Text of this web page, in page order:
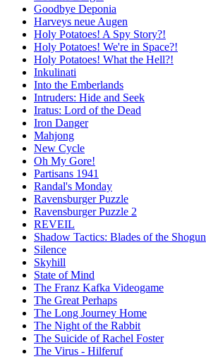
Goodbye Deponia
Harveys neue Augen
Holy Potatoes! A Spy Story?!
Holy Potatoes! We're in Space?!
Holy Potatoes! What the Hell?!
Inkulinati
Into the Emberlands
Intruders: Hide and Seek
Iratus: Lord of the Dead
Iron Danger
Mahjong
New Cycle
Oh My Gore!
Partisans 1941
Randal's Monday
Ravensburger Puzzle
Ravensburger Puzzle 2
REVEIL
Shadow Tactics: Blades of the Shogun
Silence
Skyhill
State of Mind
The Franz Kafka Videogame
The Great Perhaps
The Long Journey Home
The Night of the Rabbit
The Suicide of Rachel Foster
The Virus - Hilferuf